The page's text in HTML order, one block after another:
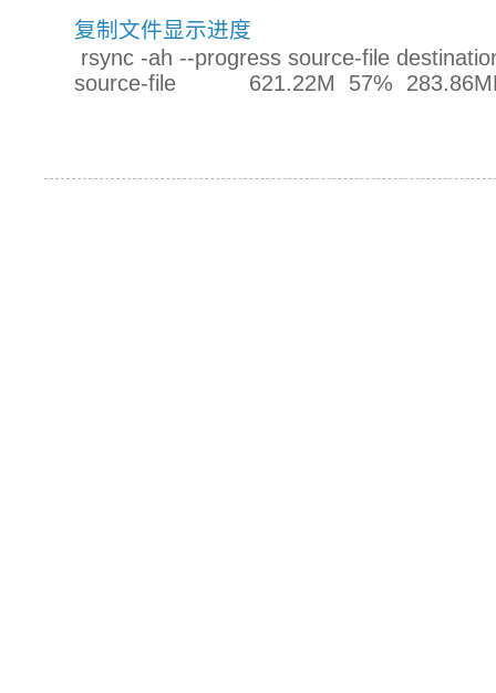
复制文件显示进度
rsync -ah --progress source-file
source-file 621.22M 57%